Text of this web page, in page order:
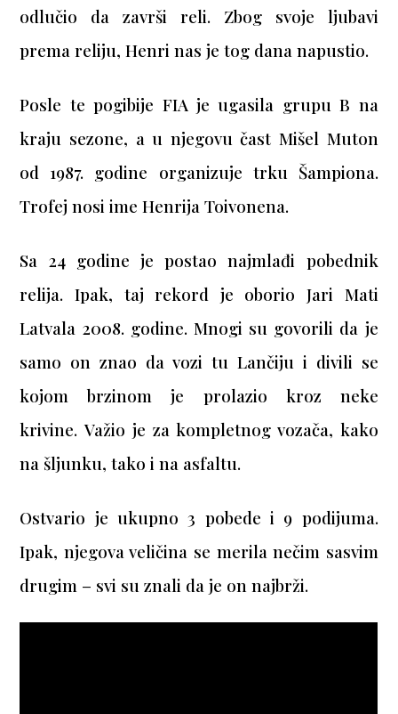
odlučio da završi reli. Zbog svoje ljubavi
prema reliju, Henri nas je tog dana napustio.
Posle te pogibije FIA je ugasila grupu B na
kraju sezone, a u njegovu čast Mišel Muton
od 1987. godine organizuje trku Šampiona.
Trofej nosi ime Henrija Toivonena.
Sa 24 godine je postao najmlađi pobednik
relija. Ipak, taj rekord je oborio Jari Mati
Latvala 2008. godine. Mnogi su govorili da je
samo on znao da vozi tu Lančiju i divili se
kojom brzinom je prolazio kroz neke
krivine.Važio je za kompletnog vozača, kako
na šljunku, tako i na asfaltu.
Ostvario je ukupno 3 pobede i 9 podijuma.
Ipak, njegova veličina se merila nečim sasvim
drugim – svi su znali da je on najbrži.